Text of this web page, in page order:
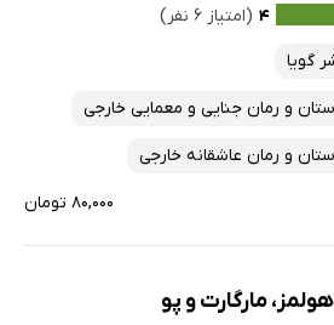
پرفروش‌ها
ارزان ترین‌ها
۴ (امتیاز ۶ نفر)
گویا
و رمان جنایی و معمایی خارجی
و رمان عاشقانه خارجی
۸۰,۰۰۰ تومان
مارگارت و پو